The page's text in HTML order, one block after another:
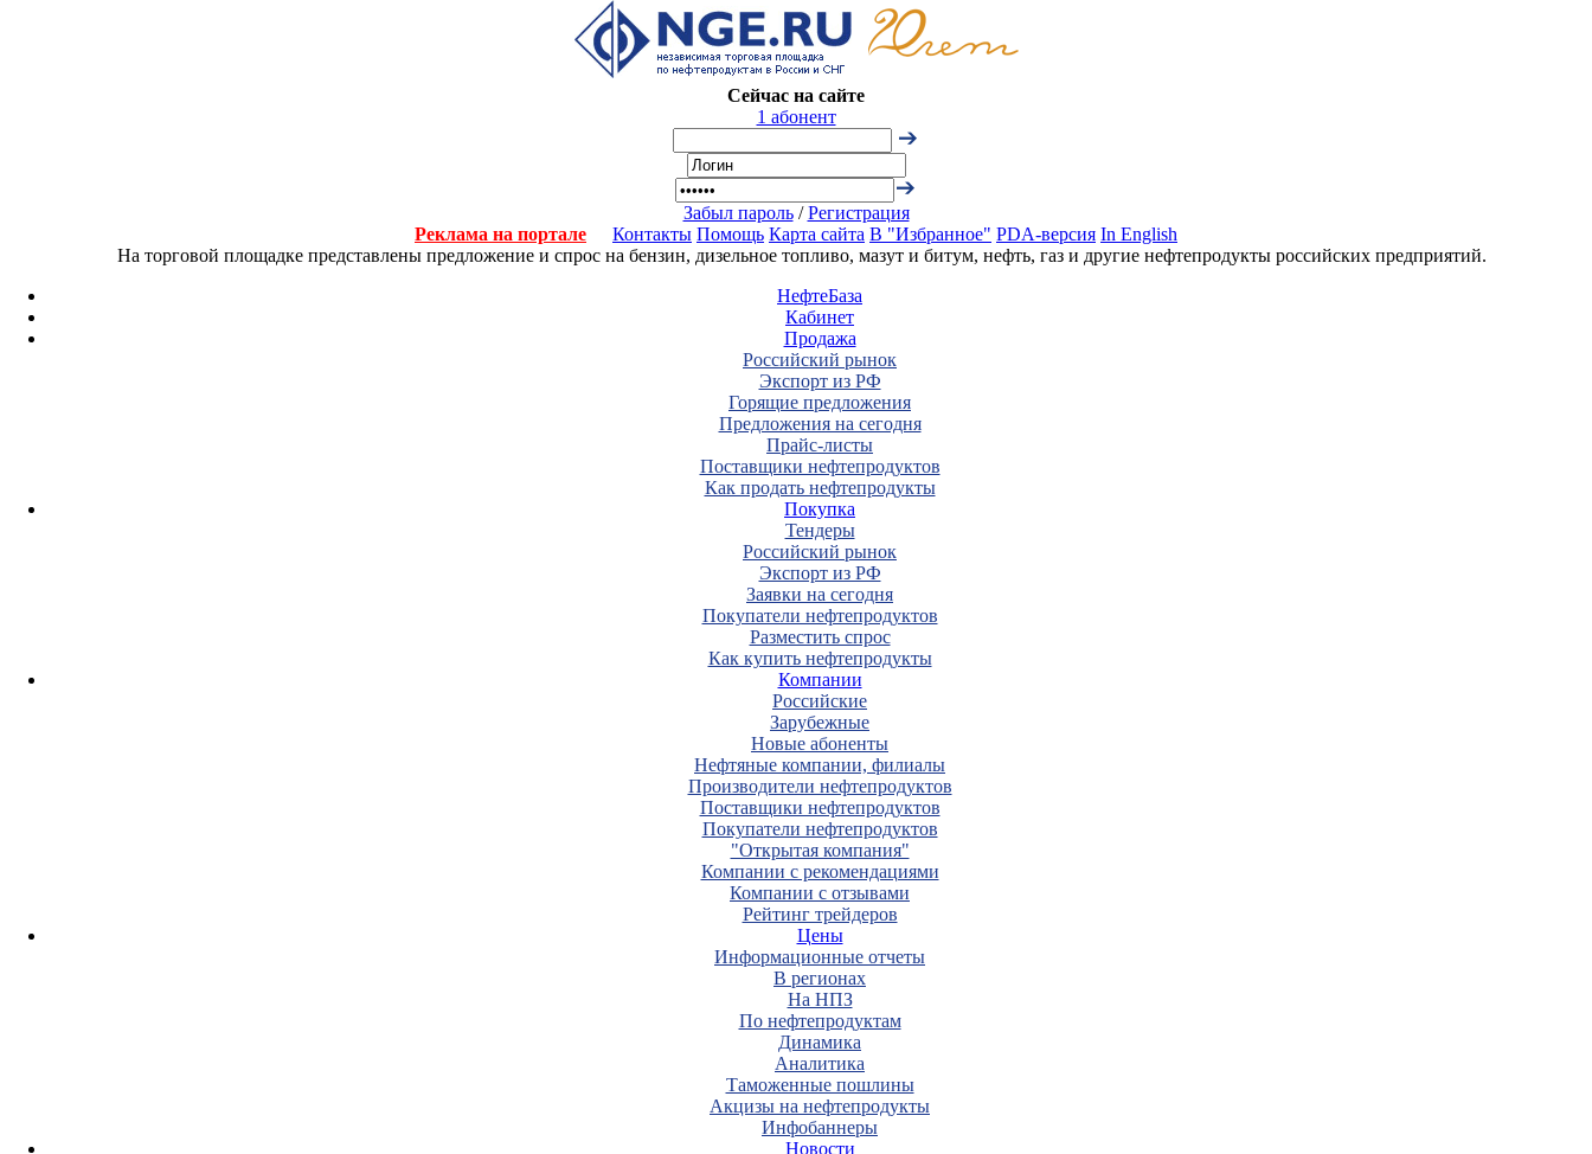
Сейчас на сайте
1 абонент
Забыл пароль/Регистрация
Реклама на портале
Контакты Помощь Карта сайта В "Избранное" PDA-версия In English
На торговой площадке представлены предложение и спрос на бензин, дизельное топливо, мазут и битум, нефть, газ и другие нефтепродукты российских предприятий.
НефтеБаза
Кабинет
Продажа
Российский рынок
Экспорт из РФ
Горящие предложения
Предложения на сегодня
Прайс-листы
Поставщики нефтепродуктов
Как продать нефтепродукты
Покупка
Тендеры
Российский рынок
Экспорт из РФ
Заявки на сегодня
Покупатели нефтепродуктов
Разместить спрос
Как купить нефтепродукты
Компании
Российские
Зарубежные
Новые абоненты
Нефтяные компании, филиалы
Производители нефтепродуктов
Поставщики нефтепродуктов
Покупатели нефтепродуктов
"Открытая компания"
Компании с рекомендациями
Компании с отзывами
Рейтинг трейдеров
Цены
Информационные отчеты
В регионах
На НПЗ
По нефтепродуктам
Динамика
Аналитика
Таможенные пошлины
Акцизы на нефтепродукты
Инфобаннеры
Новости